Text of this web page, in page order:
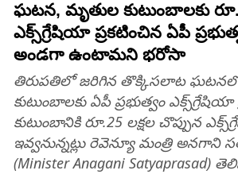
ఘటన, మృతుల కుటుంబాలకు రూ.
ఎక్స్‌గ్రేషియా ప్రకటించిన ఏపీ
అండగా ఉంటామని భరోసా
తిరుపతిలో జరిగిన తొక్కిసలాట
కుటుంబాలకు ఏపీ ప్రభుత్వం
కుటుంబానికి రూ.25 లక్షల చొప్పున
ఇవ్వనున్నట్లు రెవెన్యూ మంత్రి అనగాని
(Minister Anagani Satyaprasad)